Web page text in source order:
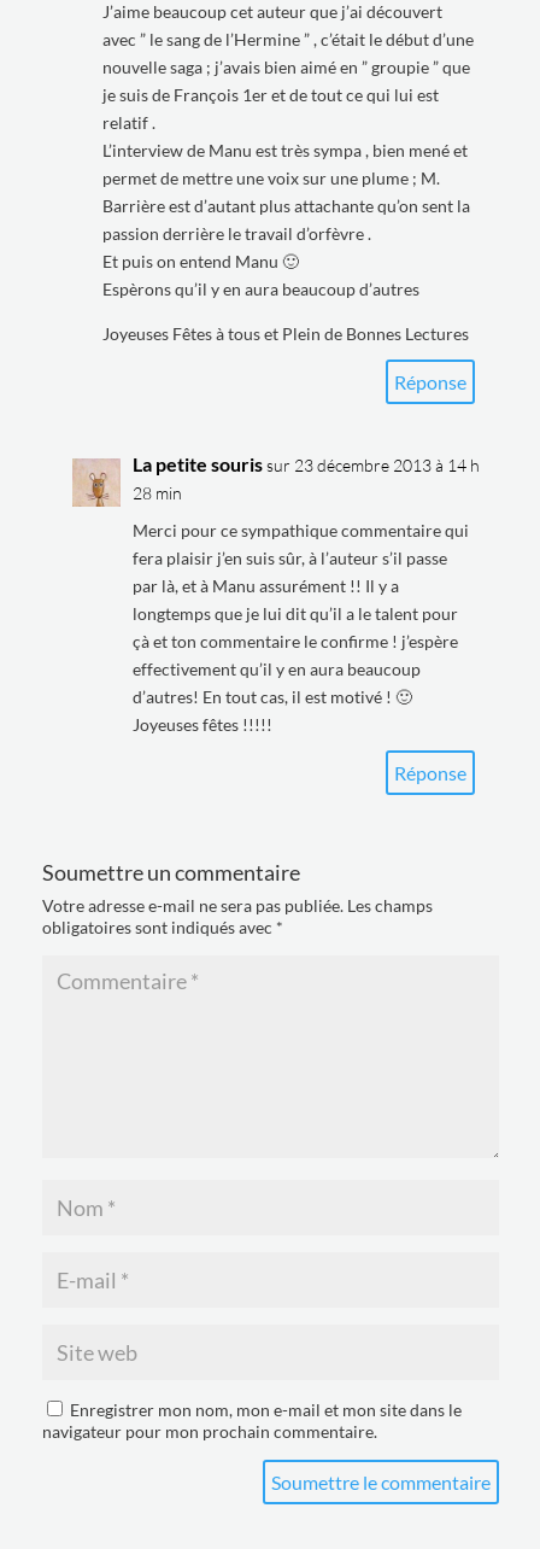
J’aime beaucoup cet auteur que j’ai découvert
avec ” le sang de l’Hermine ” , c’était le début d’une
nouvelle saga ; j’avais bien aimé en ” groupie ” que
je suis de François 1er et de tout ce qui lui est
relatif .
L’interview de Manu est très sympa , bien mené et
permet de mettre une voix sur une plume ; M.
Barrière est d’autant plus attachante qu’on sent la
passion derrière le travail d’orfèvre .
Et puis on entend Manu 🙂
Espèrons qu’il y en aura beaucoup d’autres
Joyeuses Fêtes à tous et Plein de Bonnes Lectures
Réponse
La petite souris sur 23 décembre 2013 à 14 h
28 min
Merci pour ce sympathique commentaire qui
fera plaisir j’en suis sûr, à l’auteur s’il passe
par là, et à Manu assurément !! Il y a
longtemps que je lui dit qu’il a le talent pour
çà et ton commentaire le confirme ! j’espère
effectivement qu’il y en aura beaucoup
d’autres! En tout cas, il est motivé ! 🙂
Joyeuses fêtes !!!!!
Réponse
Soumettre un commentaire
Votre adresse e-mail ne sera pas publiée. Les champs
obligatoires sont indiqués avec *
Enregistrer mon nom, mon e-mail et mon site dans le
navigateur pour mon prochain commentaire.
Soumettre le commentaire